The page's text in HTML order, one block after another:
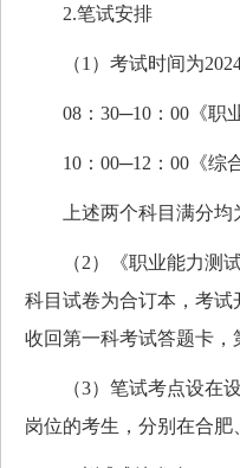
2.笔试安排
（1）考试时间为2024
08：30─10：00《职业
10：00─12：00《综合
上述两个科目满分均为
（2）《职业能力测试
科目试卷为合订本，考
收回第一科考试答题卡
（3）笔试考点设在设
岗位的考生，分别在合肥